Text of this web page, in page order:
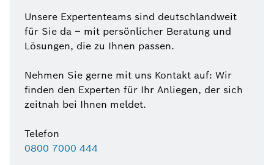
Unsere Expertenteams sind deutschlandweit
für Sie da – mit persönlicher Beratung und
Lösungen, die zu Ihnen passen.
Nehmen Sie gerne mit uns Kontakt auf: Wir
finden den Experten für Ihr Anliegen, der sich
zeitnah bei Ihnen meldet.
Telefon
0800 7000 444